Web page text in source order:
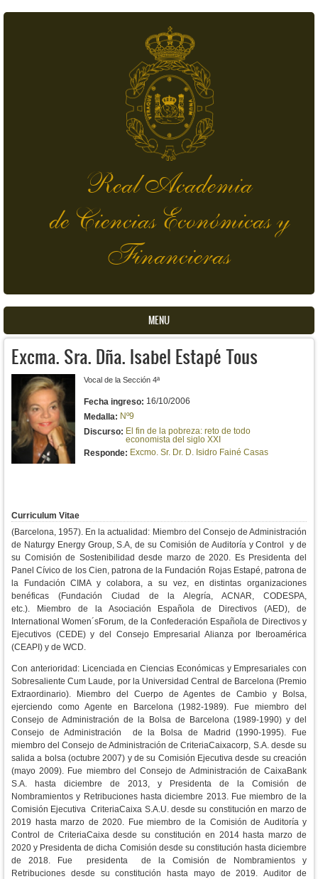
Real Academia
de Ciencias Económicas y
Financieras
MENU
Excma. Sra. Dña. Isabel Estapé Tous
Vocal de la Sección 4ª
Fecha ingreso: 16/10/2006
Medalla: Nº9
Discurso: El fin de la pobreza: reto de todo
economista del siglo XXI
Responde: Excmo. Sr. Dr. D. Isidro Fainé Casas
Curriculum Vitae
(Barcelona, 1957). En la actualidad: Miembro del Consejo de Administración
de Naturgy Energy Group, S.A, de su Comisión de Auditoría y Control y de
su Comisión de Sostenibilidad desde marzo de 2020. Es Presidenta del
Panel Cívico de los Cien, patrona de la Fundación Rojas Estapé, patrona de
la Fundación CIMA y colabora, a su vez, en distintas organizaciones
benéficas (Fundación Ciudad de la Alegría, ACNAR, CODESPA,
etc.).
Miembro de la Asociación Española de Directivos (AED), de
International Women´sForum, de la Confederación Española de Directivos y
Ejecutivos (CEDE) y del Consejo Empresarial Alianza por Iberoamérica
(CEAPI) y de WCD.
Con anterioridad: Licenciada en Ciencias Económicas y Empresariales con
Sobresaliente Cum Laude, por la Universidad Central de Barcelona (Premio
Extraordinario).
Miembro del Cuerpo de Agentes de Cambio y Bolsa,
ejerciendo como Agente en Barcelona (1982-1989).
Fue miembro del
Consejo de Administración de la Bolsa de Barcelona (1989-1990) y del
Consejo de Administración de la Bolsa de Madrid (1990-1995).
Fue
miembro del Consejo de Administración de CriteriaCaixacorp, S.A. desde su
salida a bolsa (octubre 2007) y de su Comisión Ejecutiva desde su creación
(mayo 2009). Fue miembro del Consejo de Administración de CaixaBank
S.A. hasta diciembre de 2013, y Presidenta de la Comisión de
Nombramientos y Retribuciones hasta diciembre 2013. Fue miembro de la
Comisión Ejecutiva CriteriaCaixa S.A.U. desde su constitución en marzo de
2019 hasta marzo de 2020. Fue miembro de la Comisión de Auditoría y
Control de CriteriaCaixa desde su constitución en 2014 hasta marzo de
2020 y Presidenta de dicha Comisión desde su constitución hasta diciembre
de 2018. Fue presidenta de la Comisión de Nombramientos y
Retribuciones desde su constitución hasta mayo de 2019.Auditor de